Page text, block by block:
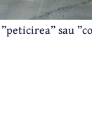
sau